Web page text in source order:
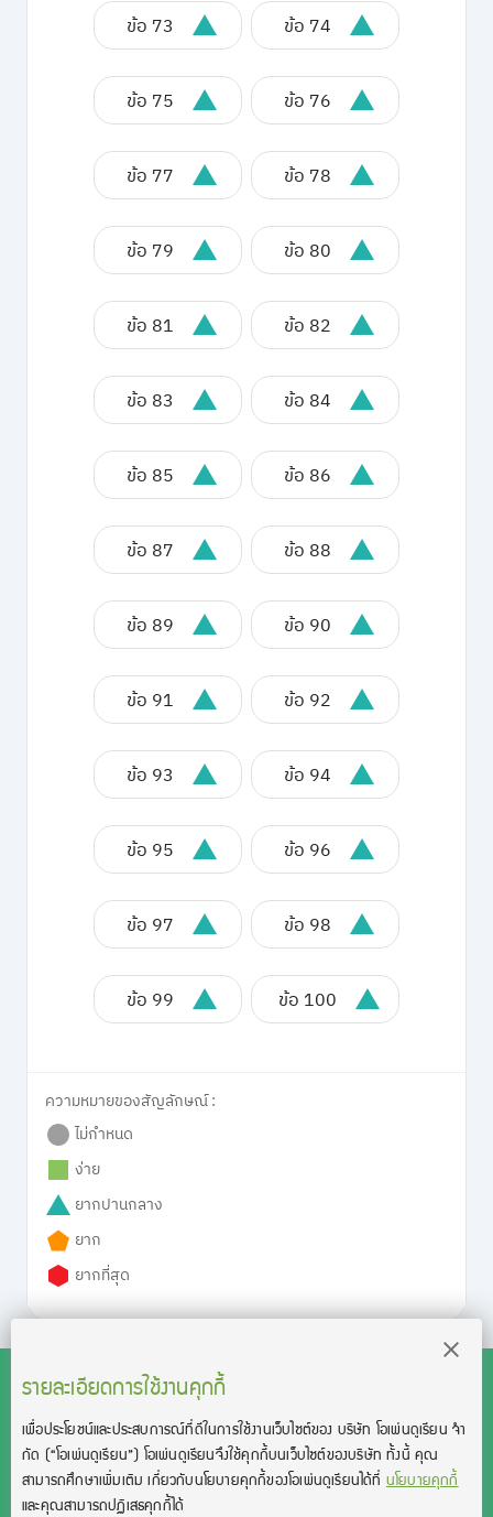
ข้อ 73 ข้อ 74
ข้อ 75 ข้อ 76
ข้อ 77 ข้อ 78
ข้อ 79 ข้อ 80
ข้อ 81 ข้อ 82
ข้อ 83 ข้อ 84
ข้อ 85 ข้อ 86
ข้อ 87 ข้อ 88
ข้อ 89 ข้อ 90
ข้อ 91 ข้อ 92
ข้อ 93 ข้อ 94
ข้อ 95 ข้อ 96
ข้อ 97 ข้อ 98
ข้อ 99 ข้อ 100
ความหมายของสัญลักษณ์ :
ไม่กำหนด
ง่าย
ยากปานกลาง
ยาก
ยากที่สุด
รายละเอียดการใช้งานคุกกี้
เพื่อประโยชน์และประสบการณ์ที่ดีในการใช้งานเว็บไซต์ของ บริษัท โอเพ่นดูเรียน จํา
กัด (“โอเพ่นดูเรียน”)โอเพ่นดูเรียนจึงใช้คุกกี้บนเว็บไซต์ของบริษัท ทั้งนี้ คุณ
สามารถศึกษาเพิ่มเติม เกี่ยวกับนโยบายคุกกี้ของโอเพ่นดูเรียนได้ที่นโยบายคุกกี้
และคุณสามารถปฏิเสธคุกกี้ได้
สงวนลิขสิทธิ์โดย บริษัท โอเพ่นดูเรียน จำกัด 2021 ©︎ OpenDurian
Co., Ltd.
TOEIC® and TOEFL® are registered trademarks of Educational Testing